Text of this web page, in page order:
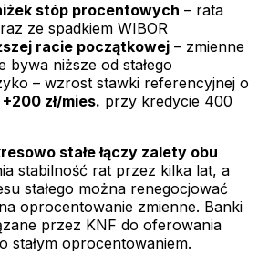
stóp procentowych – rata
ze spadkiem WIBOR
racie początkowej – zmienne
bywa niższe od stałego
– wzrost stawki referencyjnej o
zł/mies. przy kredycie 400
stałe łączy zalety obu
stabilność rat przez kilka lat, a
stałego można renegocjować
oprocentowanie zmienne. Banki
przez KNF do oferowania
stałym oprocentowaniem.